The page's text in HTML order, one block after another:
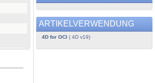
ARTIKELVERWENDUNG
4D for OCI ( 4D v19)